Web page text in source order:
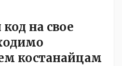
на свое
костанайцам